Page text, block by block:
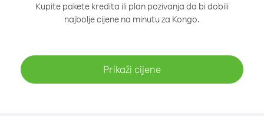
Kupite pakete kredita ili plan pozivanja da bi dobili
najbolje cijene na minutu za Kongo.
Prikaži cijene